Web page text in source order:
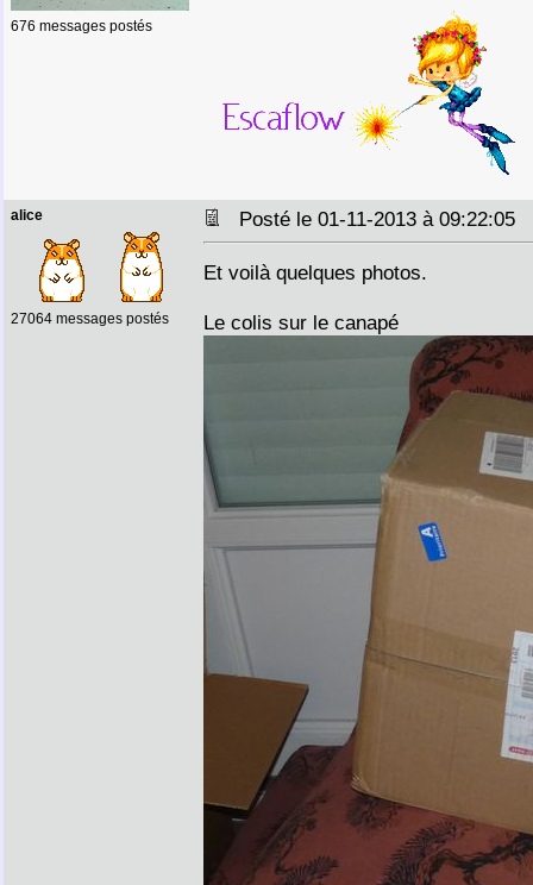
676 messages postés
alice
27064 messages postés
Posté le 01-11-2013 à 09:22:05
Et voilà quelques photos.
Le colis sur le canapé